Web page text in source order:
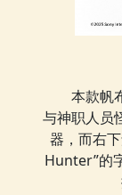
本款帆
与神职人员
器，而右
Hunter”的